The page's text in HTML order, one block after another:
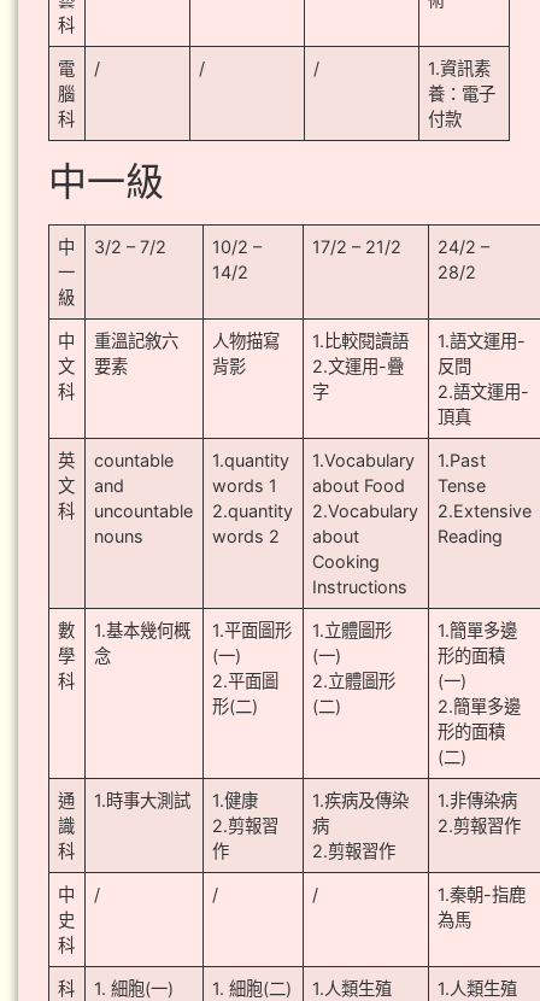
科
電
腦
科
/ / /
1.資訊素
養：電子
付款
中一級
中
一
級
3/2 – 7/2
10/2 –
14/2
17/2 – 21/2
24/2 –
28/2
中
文
科
重溫記敘六
要素
人物描寫
背影
1.比較閱讀語
2.文運用-疊
字
1.語文運用-
反問
2.語文運用-
頂真
英
文
科
countable
and
uncountable
nouns
1.quantity
words 1
2.quantity
words 2
1.Vocabulary
about Food
2.Vocabulary
about
Cooking
Instructions
1.Past
Tense
2.Extensive
Reading
數
學
科
1.基本幾何概
念
1.平面圖形
(一)
2.平面圖
形(二)
1.立體圖形
(一)
2.立體圖形
(二)
1.簡單多邊
形的面積
(一)
2.簡單多邊
形的面積
(二)
通
識
科
1.時事大測試
1.健康
2.剪報習
作
1.疾病及傳染
病
2.剪報習作
1.非傳染病
2.剪報習作
中
史
科
/ / /
1.秦朝-指鹿
為馬
科 1. 細胞(一) 1. 細胞(二) 1.人類生殖 1.人類生殖